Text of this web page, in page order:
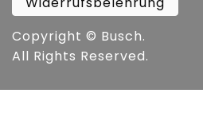
Copyright © Busch.
All Rights Reserved.